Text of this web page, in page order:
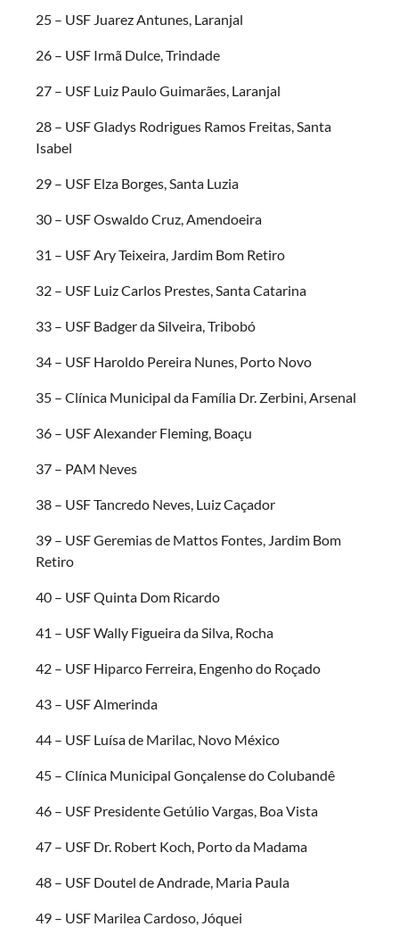
25 – USF Juarez Antunes, Laranjal
26 – USF Irmã Dulce, Trindade
27 – USF Luiz Paulo Guimarães, Laranjal
28 – USF Gladys Rodrigues Ramos Freitas, Santa
Isabel
29 – USF Elza Borges, Santa Luzia
30 – USF Oswaldo Cruz, Amendoeira
31 – USF Ary Teixeira, Jardim Bom Retiro
32 – USF Luiz Carlos Prestes, Santa Catarina
33 – USF Badger da Silveira, Tribobó
34 – USF Haroldo Pereira Nunes, Porto Novo
35 – Clínica Municipal da Família Dr. Zerbini, Arsenal
36 – USF Alexander Fleming, Boaçu
37 – PAM Neves
38 – USF Tancredo Neves, Luiz Caçador
39 – USF Geremias de Mattos Fontes, Jardim Bom
Retiro
40 – USF Quinta Dom Ricardo
41 – USF Wally Figueira da Silva, Rocha
42 – USF Hiparco Ferreira, Engenho do Roçado
43 – USF Almerinda
44 – USF Luísa de Marilac, Novo México
45 – Clínica Municipal Gonçalense do Colubandê
46 – USF Presidente Getúlio Vargas, Boa Vista
47 – USF Dr. Robert Koch, Porto da Madama
48 – USF Doutel de Andrade, Maria Paula
49 – USF Marilea Cardoso, Jóquei